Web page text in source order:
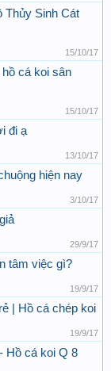
Thủy Sinh Cát
15/10/17
cá koi sân
15/10/17
đi ạ
13/10/17
hiện nay
3/10/17
29/9/17
tâm việc gì?
19/9/17
| Hồ cá chép koi
19/9/17
Hồ cá koi Q 8